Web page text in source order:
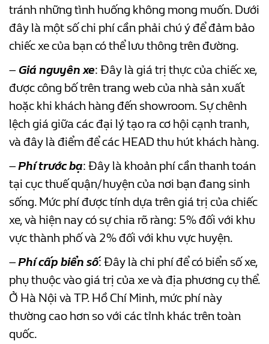
tránh những tình huống không mong muốn. Dưới
đây là một số chi phí cần phải chú ý để đảm bảo
chiếc xe của bạn có thể lưu thông trên đường.
– Giá nguyên xe: Đây là giá trị thực của chiếc xe,
được công bố trên trang web của nhà sản xuất
hoặc khi khách hàng đến showroom. Sự chênh
lệch giá giữa các đại lý tạo ra cơ hội cạnh tranh,
và đây là điểm để các HEAD thu hút khách hàng.
–Phí trước bạ: Đây là khoản phí cần thanh toán
tại cục thuế quận/huyện của nơi bạn đang sinh
sống. Mức phí được tính dựa trên giá trị của chiếc
xe, và hiện nay có sự chia rõ ràng: 5% đối với khu
vực thành phố và 2% đối với khu vực huyện.
–Phí cấp biển số: Đây là chi phí để có biển số xe,
phụ thuộc vào giá trị của xe và địa phương cụ thể.
Ở Hà Nội và TP. Hồ Chí Minh, mức phí này
thường cao hơn so với các tỉnh khác trên toàn
quốc.